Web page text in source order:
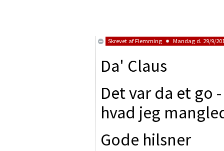
Skrevet afFlemming Mandag d. 29/9/
Da' Claus
Det var da et go
hvad jeg
Gode hilsner